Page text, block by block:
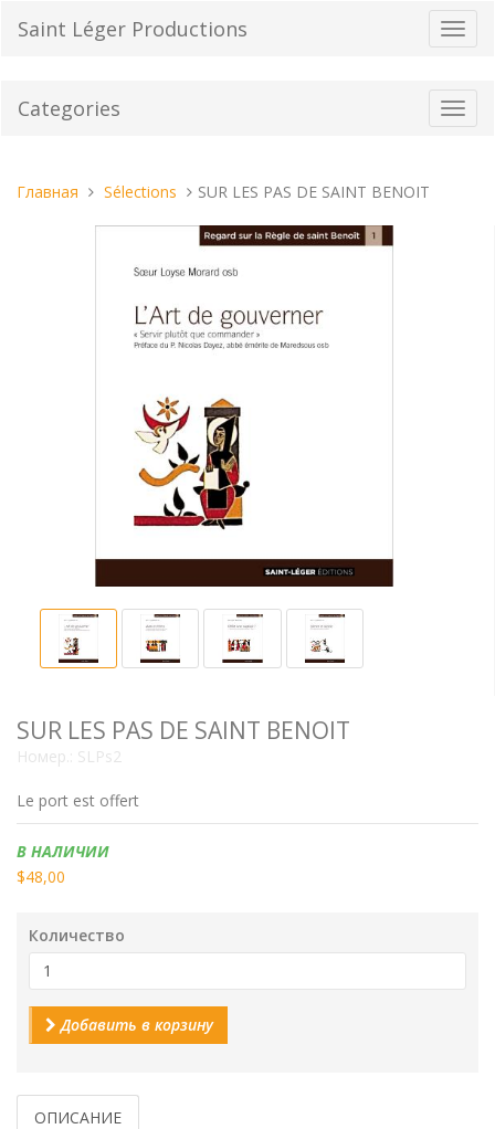
Saint Léger Productions
Categories
Вы
Главная Sélections SUR LES PAS DE SAINT BENOIT
SUR LES PAS DE SAINT BENOIT
Номер.: SLPs2
Le port est offert
Наличие:
В НАЛИЧИИ
$48,00
Количество
Добавить в корзину
ОПИСАНИЕ